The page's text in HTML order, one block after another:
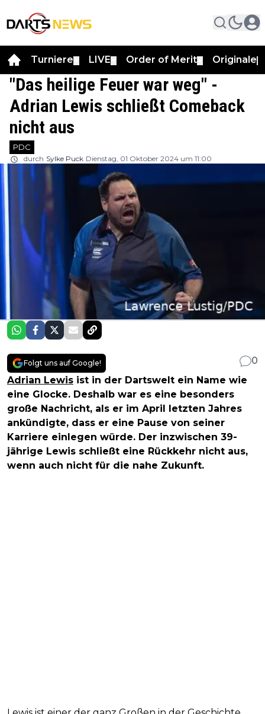
Turniere LIVE Order of Merit Originale
"Das heilige Feuer war weg" -
Adrian Lewis schließt Comeback
nicht aus
PDC
durch Sylke Puck Dienstag, 01 Oktober 2024 um 11:00
Folgt uns auf Google!
0
Adrian Lewis ist in der Dartswelt ein Name wie
eine Glocke. Deshalb war es eine besonders
große Nachricht, als er im April letzten Jahres
ankündigte, dass er eine Pause von seiner
Karriere einlegen würde. Der inzwischen 39-
jährige Lewis schließt eine Rückkehr nicht aus,
wenn auch nicht für die nahe Zukunft.